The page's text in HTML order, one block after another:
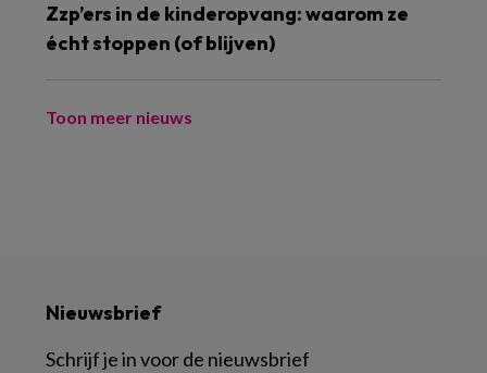
Zzp’ers in de kinderopvang: waarom ze
écht stoppen (of blijven)
Toon meer nieuws
Nieuwsbrief
Schrijf je in voor de nieuwsbrief